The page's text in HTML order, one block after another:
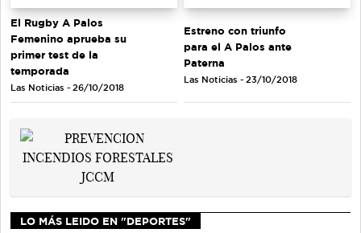
El Rugby A Palos
Femenino aprueba su
primer test de la
temporada
Las Noticias - 26/10/2018
Estreno con triunfo
para el A Palos ante
Paterna
Las Noticias - 23/10/2018
LO MÁS LEIDO EN "DEPORTES"